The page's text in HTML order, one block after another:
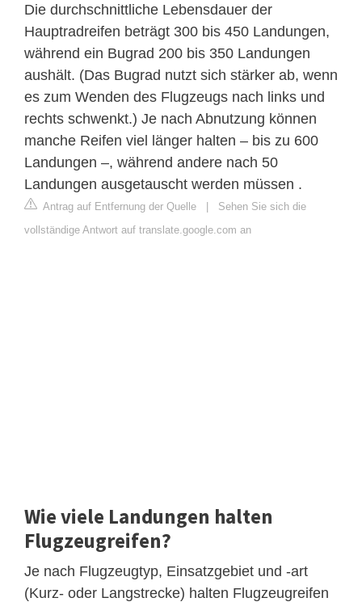
Die durchschnittliche Lebensdauer der
Hauptradreifen beträgt 300 bis 450 Landungen,
während ein Bugrad 200 bis 350 Landungen
aushält. (Das Bugrad nutzt sich stärker ab, wenn
es zum Wenden des Flugzeugs nach links und
rechts schwenkt.) Je nach Abnutzung können
manche Reifen viel länger halten – bis zu 600
Landungen –, während andere nach 50
Landungen ausgetauscht werden müssen .
Antrag auf Entfernung der Quelle | Sehen Sie sich die
vollständige Antwort auf translate.google.com an
Wie viele Landungen halten
Flugzeugreifen?
Je nach Flugzeugtyp, Einsatzgebiet und -art
(Kurz- oder Langstrecke) halten Flugzeugreifen